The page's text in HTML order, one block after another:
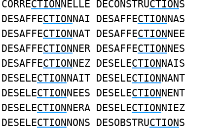
CORRECTIONNELLE DECONSTRUCTIONS
DESAFFECTIONNAI DESAFFECTIONNAS
DESAFFECTIONNAT DESAFFECTIONNEE
DESAFFECTIONNER DESAFFECTIONNES
DESAFFECTIONNEZ DESELECTIONNAIS
DESELECTIONNAIT DESELECTIONNANT
DESELECTIONNEES DESELECTIONNENT
DESELECTIONNERA DESELECTIONNIEZ
DESELECTIONNONS DESOBSTRUCTIONS